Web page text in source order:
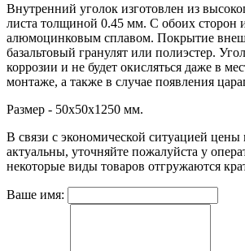
Внутренний уголок изготовлен из
листа толщиной 0.45 мм. С обоих сторон
алюмоцинковым сплавом. Покрытие
базальтовый гранулят или полиэстер.
коррозии и не будет окисляться даже в
монтаже, а также в случае появления
Размер - 50х50х1250 мм.
В связи с экономической ситуацией цены
актуальны, уточняйте пожалуйста у
некоторые виды товаров отгружаются
Ваше имя: